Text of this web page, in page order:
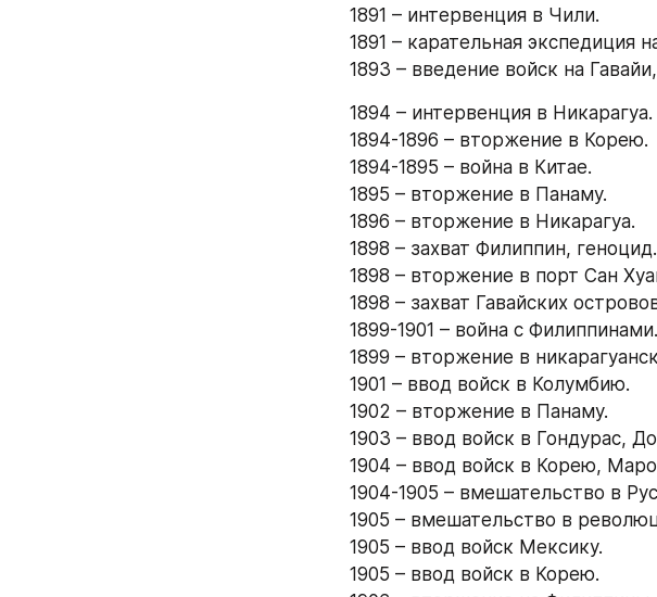
1891 – интервенция в Чили.
1891 – карательная экспедиция
1893 – введение войск на
1894 – интервенция в Никарагуа.
1894-1896 – вторжение в Корею.
1894-1895 – война в Китае.
1895 – вторжение в Панаму.
1896 – вторжение в Никарагуа.
1898 – захват Филиппин, геноцид.
1898 – вторжение в порт Сан
1898 – захват Гавайских
1899-1901 – война с Филиппинами.
1899 – вторжение в
1901 – ввод войск в Колумбию.
1902 – вторжение в Панаму.
1903 – ввод войск в Гондурас,
1904 – ввод войск в Корею,
1904-1905 – вмешательство в
1905 – вмешательство в
1905 – ввод войск Мексику.
1905 – ввод войск в Корею.